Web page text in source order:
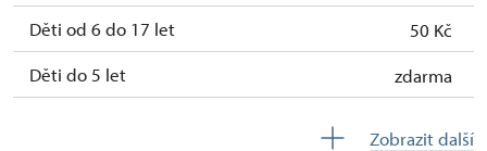
Děti od 6 do 17 let
50 Kč
Děti do 5 let
zdarma
Zobrazit další